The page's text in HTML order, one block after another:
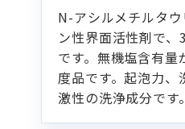
N-アシルメチルタ
ン性界面活性剤で
です。無機塩含有量
度品です。起泡力、
激性の洗浄成分です
フォームなどの各